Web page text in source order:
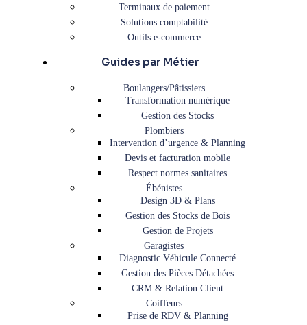
Terminaux de paiement
Solutions comptabilité
Outils e-commerce
Guides par Métier
Boulangers/Pâtissiers
Transformation numérique
Gestion des Stocks
Plombiers
Intervention d’urgence & Planning
Devis et facturation mobile
Respect normes sanitaires
Ébénistes
Design 3D & Plans
Gestion des Stocks de Bois
Gestion de Projets
Garagistes
Diagnostic Véhicule Connecté
Gestion des Pièces Détachées
CRM & Relation Client
Coiffeurs
Prise de RDV & Planning